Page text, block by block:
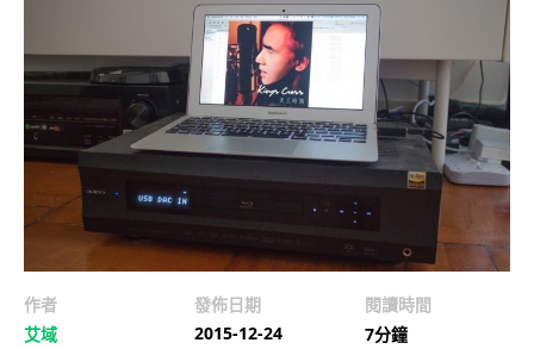
作者
艾域
發佈日期
2015-12-24
閱讀時間
7分鐘